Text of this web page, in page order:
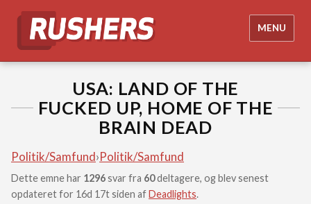
MENU
USA: LAND OF THE
FUCKED UP, HOME OF THE
BRAIN DEAD
Politik/Samfund›Politik/Samfund
Dette emne har 1296svar fra 60deltagere, og blev senest
opdateret for 16d 17t siden afDeadlights.